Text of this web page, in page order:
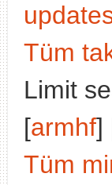
Tüm
Limit
[armhf]
Tüm